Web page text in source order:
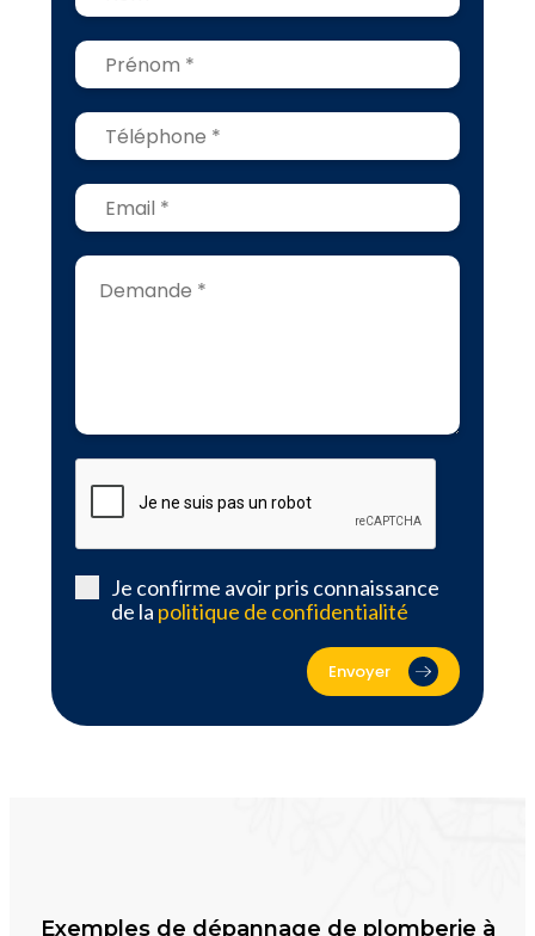
Je confirme avoir pris connaissance
de la politique de confidentialité
Envoyer
Exemples de dépannage de plomberie à